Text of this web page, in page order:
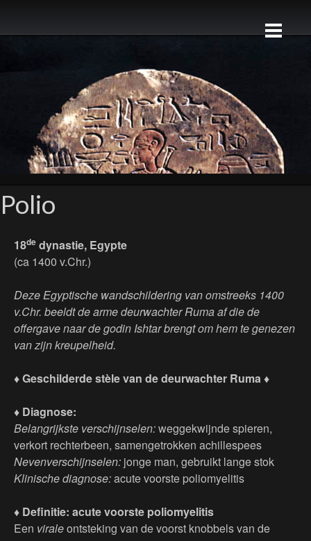
Polio
18de dynastie, Egypte
(ca 1400 v.Chr.)
Deze Egyptische wandschildering van omstreeks 1400
v.Chr. beeldt de arme deurwachter Ruma af die de
offergave naar de godin Ishtar brengt om hem te genezen
van zijn kreupelheid.
♦ Geschilderde stèle van de deurwachter Ruma ♦
♦ Diagnose:
Belangrijkste verschijnselen:weggekwijnde spieren,
verkort rechterbeen, samengetrokken achillespees
Nevenverschijnselen: jonge man, gebruikt lange stok
Klinische diagnose:acute voorste poliomyelitis
♦ Definitie: acute voorste poliomyelitis
Een viraleontsteking van de voorst knobbels van de